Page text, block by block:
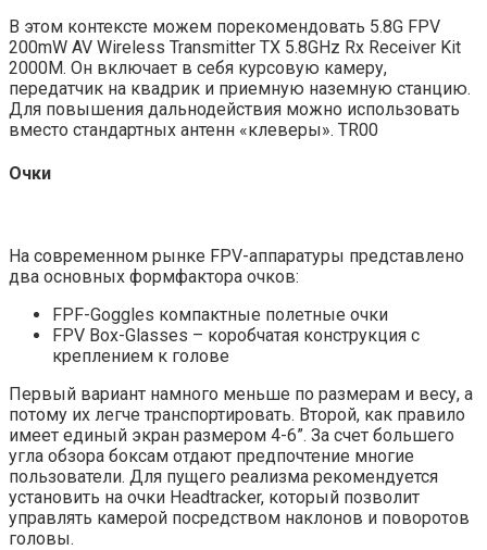
В этом контексте можем порекомендовать 5.8G FPV
200mW AV Wireless Transmitter TX 5.8GHz Rx Receiver Kit
2000M. Он включает в себя курсовую камеру,
передатчик на квадрик и приемную наземную станцию.
Для повышения дальнодействия можно использовать
вместо стандартных антенн «клеверы». TR00
Очки
На современном рынке FPV-аппаратуры представлено
два основных формфактора очков:
FPF-Goggles компактные полетные очки
FPV Box-Glasses – коробчатая конструкция с
креплением к голове
Первый вариант намного меньше по размерам и весу, а
потому их легче транспортировать. Второй, как правило
имеет единый экран размером 4-6”. За счет большего
угла обзора боксам отдают предпочтение многие
пользователи. Для пущего реализма рекомендуется
установить на очки Headtracker, который позволит
управлять камерой посредством наклонов и поворотов
головы.